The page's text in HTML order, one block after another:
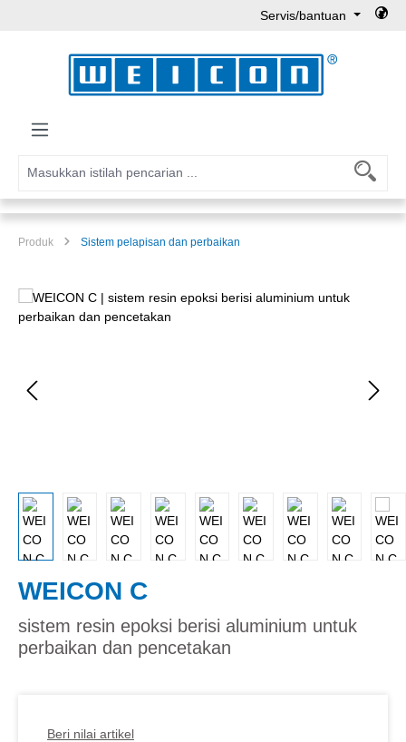
Servis/bantuan
Produk Sistem pelapisan dan perbaikan
Lewati galeri gambar
WEICON C
sistem resin epoksi berisi aluminium untuk
perbaikan dan pencetakan
Beri nilai artikel